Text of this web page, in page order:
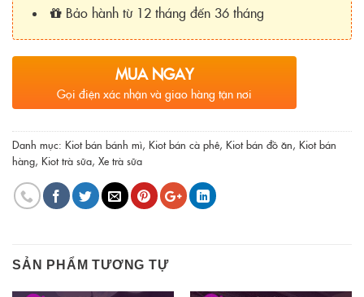
Bảo hành từ 12 tháng đến 36 tháng
MUA NGAY
Gọi điện xác nhận và giao hàng tận nơi
Danh mục: Kiot bán bánh mì Kiot bán cà phê Kiot bán đồ ăn Kiot bán
hàng Kiot trà sữa Xe trà sữa
SẢN PHẨM TƯƠNG TỰ